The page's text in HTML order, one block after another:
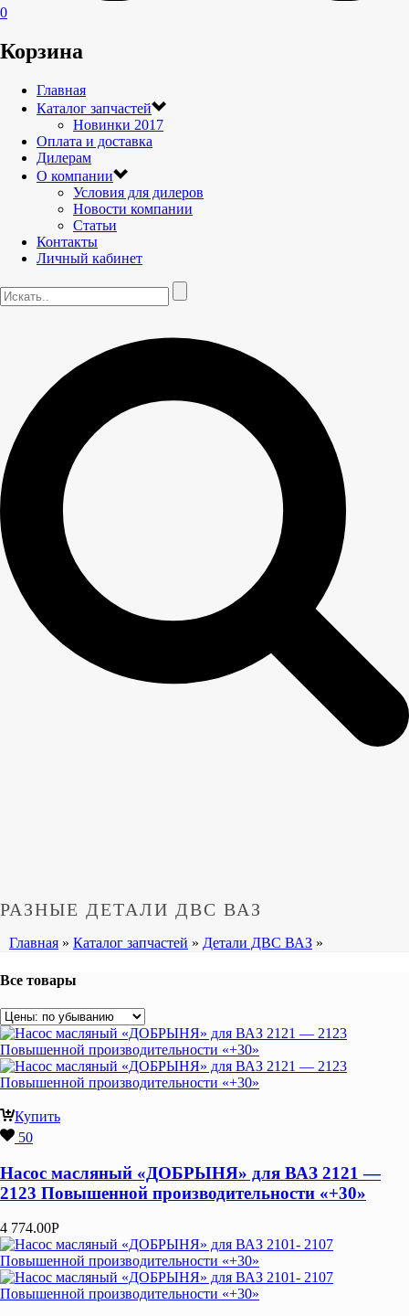
0
Корзина
Главная
Каталог запчастей
Новинки 2017
Оплата и доставка
Дилерам
О компании
Условия для дилеров
Новости компании
Статьи
Контакты
Личный кабинет
РАЗНЫЕ ДЕТАЛИ ДВС ВАЗ
Главная » Каталог запчастей » Детали ДВС ВАЗ »
Все товары
Купить
50
Насос масляный «ДОБРЫНЯ» для ВАЗ 2121 —
2123 Повышенной производительности «+30»
4 774.00Р